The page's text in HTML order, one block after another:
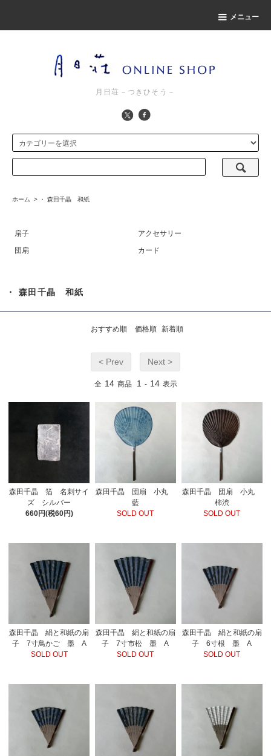
メニュー
月日荘－つきひそう－
ホーム > ・ 森田千晶 和紙
扇子
アクセサリー
団扇
カード
・ 森田千晶 和紙
おすすめ順 価格順 新着順
< Prev Next >
全 14 商品 1 - 14 表示
森田千晶 箔 名刺サイ
ズ シルバー
660円(税60円)
森田千晶 団扇 小丸
藍
SOLD OUT
森田千晶 団扇 小丸
柿渋
SOLD OUT
森田千晶 絹と和紙の扇
子 7寸鳥かご 墨 A
SOLD OUT
森田千晶 絹と和紙の扇
子 7寸市松 墨 A
SOLD OUT
森田千晶 絹と和紙の扇
子 6寸根 墨 A
SOLD OUT